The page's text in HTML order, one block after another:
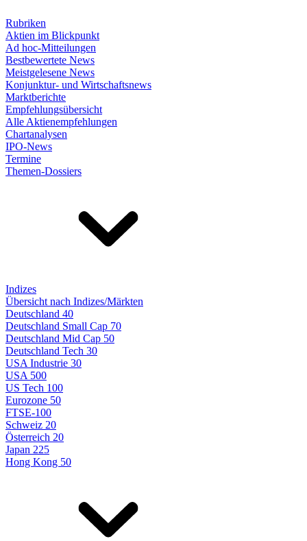
Rubriken
Aktien im Blickpunkt
Ad hoc-Mitteilungen
Bestbewertete News
Meistgelesene News
Konjunktur- und Wirtschaftsnews
Marktberichte
Empfehlungsübersicht
Alle Aktienempfehlungen
Chartanalysen
IPO-News
Termine
Themen-Dossiers
Indizes
Übersicht nach Indizes/Märkten
Deutschland 40
Deutschland Small Cap 70
Deutschland Mid Cap 50
Deutschland Tech 30
USA Industrie 30
USA 500
US Tech 100
Eurozone 50
FTSE-100
Schweiz 20
Österreich 20
Japan 225
Hong Kong 50